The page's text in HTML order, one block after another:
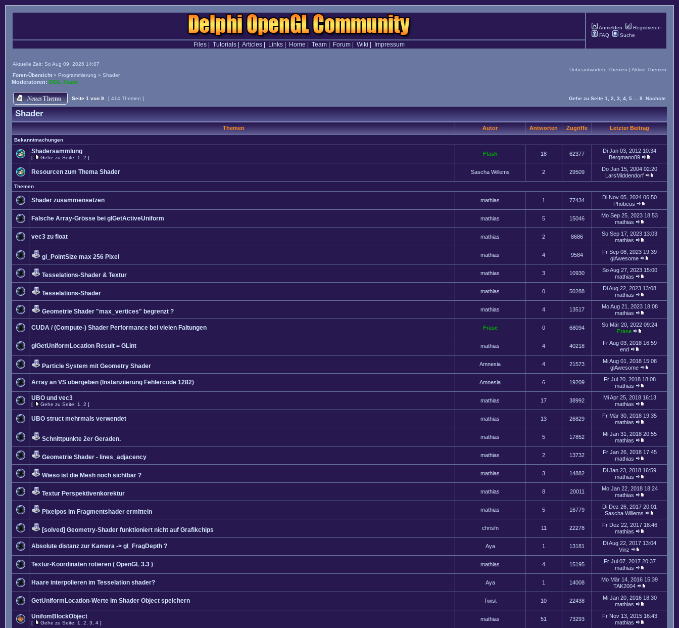
Anmelden
Registrieren
FAQ
Suche
Files| Tutorials| Articles| Links| Home Team| Forum| Wiki Impressum
Aktuelle Zeit: So Aug 09, 2026 14:07
Foren-Übersicht » Programmierung » Shader
Unbeantwortete Themen | Aktive Themen
Moderatoren: DGL-Team
Seite 1 von 9 [ 414 Themen ] Gehe zu Seite 1 2 3 4 5 9 Nächste
Shader
Themen Autor Antworten Zugriffe Letzter Beitrag
Bekanntmachungen
Shadersammlung
[ Gehe zu Seite: 1 2 ]
Flash 18 62377
Di Jan 03, 2012 10:34
Bergmann89
Resourcen zum Thema Shader Sascha Willems 2 29509
Do Jan 15, 2004 02:20
LarsMiddendorf
Themen
Shader zusammensetzen mathias 1 77434
Di Nov 05, 2024 06:50
Phobeus
Falsche Array-Grösse bei glGetActiveUniform mathias 5 15046
Mo Sep 25, 2023 18:53
mathias
vec3 zu float mathias 2 8686
So Sep 17, 2023 13:03
mathias
gl_PointSize max 256 Pixel mathias 4 9584
Fr Sep 08, 2023 19:39
glAwesome
Tesselations-Shader & Textur mathias 3 10930
So Aug 27, 2023 15:00
mathias
Tesselations-Shader mathias 0 50288
Di Aug 22, 2023 13:08
mathias
Geometrie Shader "max_vertices" begrenzt ? mathias 4 13517
Mo Aug 21, 2023 18:08
mathias
CUDA / (Compute-) Shader Performance bei vielen Faltungen Frase 0 68094
So Mär 20, 2022 09:24
Frase
glGetUniformLocation Result = GLint mathias 4 40218
Fr Aug 03, 2018 16:59
end
Particle System mit Geometry Shader Amnesia 4 21573
Mi Aug 01, 2018 15:08
glAwesome
Array an VS übergeben (Instanziierung Fehlercode 1282) Amnesia 6 19209
Fr Jul 20, 2018 18:08
mathias
UBO und vec3
[ Gehe zu Seite: 1 2 ]
mathias 17 38992
Mi Apr 25, 2018 16:13
mathias
UBO struct mehrmals verwendet mathias 13 26829
Fr Mär 30, 2018 19:35
mathias
Schnittpunkte 2er Geraden. mathias 5 17852
Mi Jan 31, 2018 20:55
mathias
Geometrie Shader - lines_adjacency mathias 2 13732
Fr Jan 26, 2018 17:45
mathias
Wieso ist die Mesh noch sichtbar ? mathias 3 14882
Di Jan 23, 2018 16:59
mathias
Textur Perspektivenkorektur mathias 8 20011
Mo Jan 22, 2018 18:24
mathias
Pixelpos im Fragmentshader ermitteln mathias 5 16779
Di Dez 26, 2017 20:01
Sascha Willems
[solved] Geometry-Shader funktioniert nicht auf Grafikchips chrisfn 11 22278
Fr Dez 22, 2017 18:46
mathias
Absolute distanz zur Kamera -> gl_FragDepth ? Aya 1 13181
Di Aug 22, 2017 13:04
Vinz
Textur-Koordinaten rotieren ( OpenGL 3.3 ) mathias 4 15195
Fr Jul 07, 2017 20:37
mathias
Haare interpolieren im Tesselation shader? Aya 1 14008
Mo Mär 14, 2016 15:39
TAK2004
GetUniformLocation-Werte im Shader Object speichern Twist 10 22438
Mi Jan 20, 2016 18:30
mathias
UnifomBlockObject
[ Gehe zu Seite: 1 2 3 4 ]
mathias 51 73293
Fr Nov 13, 2015 16:43
mathias